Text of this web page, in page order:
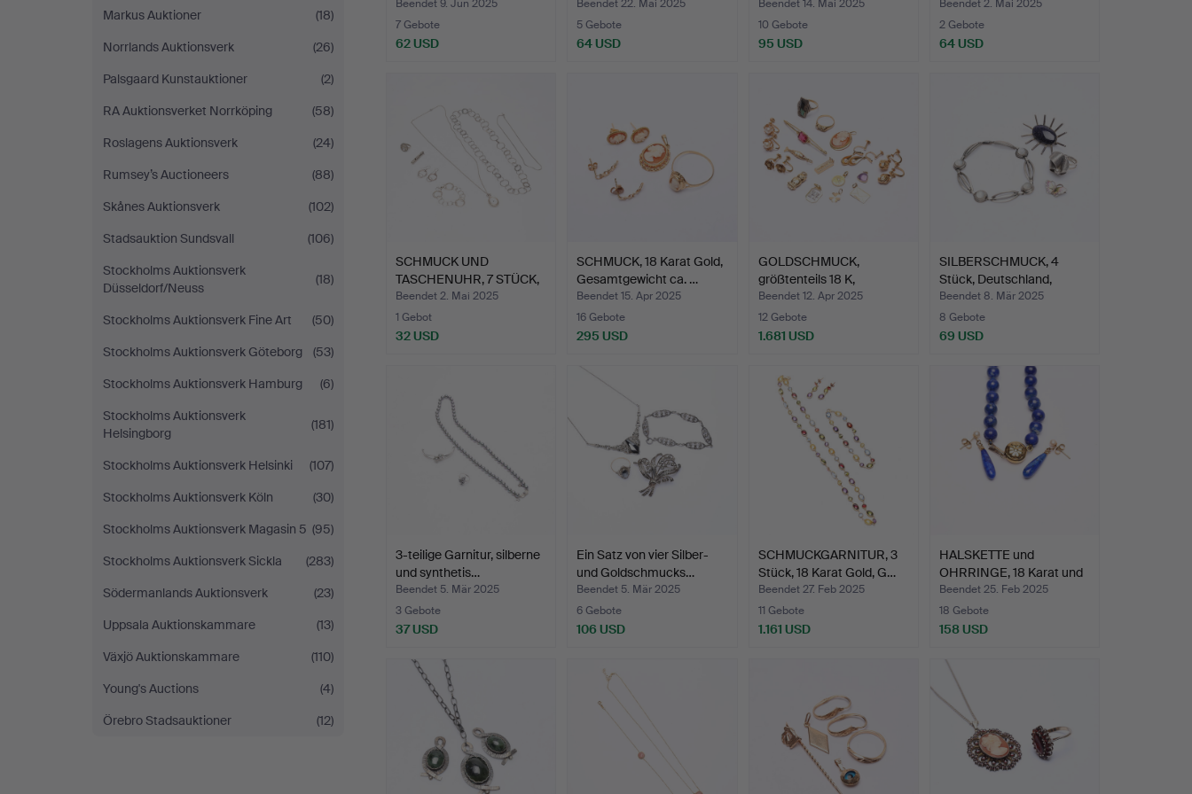
Markus Auktioner
(18)
Norrlands Auktionsverk
(26)
Palsgaard Kunstauktioner
(2)
RA Auktionsverket Norrköping
(58)
Roslagens Auktionsverk
(24)
Rumsey’s Auctioneers
(88)
Skånes Auktionsverk
(102)
Stadsauktion Sundsvall
(106)
Stockholms Auktionsverk
Düsseldorf/Neuss
(18)
Stockholms Auktionsverk Fine Art
(50)
Stockholms Auktionsverk Göteborg
(53)
Stockholms Auktionsverk Hamburg
(6)
Stockholms Auktionsverk
Helsingborg
(181)
Stockholms Auktionsverk Helsinki
(107)
Stockholms Auktionsverk Köln
(30)
Stockholms Auktionsverk Magasin 5 (95)
Stockholms Auktionsverk Sickla
(283)
Södermanlands Auktionsverk
(23)
Uppsala Auktionskammare
(13)
Växjö Auktionskammare
(110)
Young's Auctions
(4)
Örebro Stadsauktioner
(12)
Bergkrista…
Beendet 9. Jun 2025
7 Gebote
62 USD
Beendet 22. Mai 2025
5 Gebote
64 USD
Beendet 14. Mai 2025
10 Gebote
95 USD
Beendet 2. Mai 2025
2 Gebote
64 USD
SCHMUCK UND
TASCHENUHR, 7 STÜCK,
B.LA. Sil…
Beendet 2. Mai 2025
1 Gebot
32 USD
SCHMUCK, 18 Karat Gold,
Gesamtgewicht ca. …
Beendet 15. Apr 2025
16 Gebote
295 USD
GOLDSCHMUCK,
größtenteils 18 K,
Gesamtgewi…
Beendet 12. Apr 2025
12 Gebote
1.681 USD
SILBERSCHMUCK, 4
Stück, Deutschland,
Schwe…
Beendet 8. Mär 2025
8 Gebote
69 USD
3-teilige Garnitur, silberne
und synthetis…
Beendet 5. Mär 2025
3 Gebote
37 USD
Ein Satz von vier Silber-
und Goldschmucks…
Beendet 5. Mär 2025
6 Gebote
106 USD
SCHMUCKGARNITUR, 3
Stück, 18 Karat Gold, G…
Beendet 27. Feb 2025
11 Gebote
1.161 USD
HALSKETTE und
OHRRINGE, 18 Karat und
9 Kar…
Beendet 25. Feb 2025
18 Gebote
158 USD